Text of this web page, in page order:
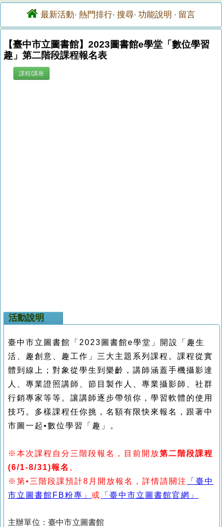
最新活動· 熱門排行· 搜尋· 功能說明 · 留言
【臺中市立圖書館】2023圖書館e學堂「數位學習
趣」第二階段課程報名表
課程/講座
活動說明
臺中市立圖書館「2023圖書館e學堂」開設「趣生
活、趣創意、趣工作」三大主題系列課程。課程從實
體到線上；對象從學生到樂齡，講師涵蓋手機攝影達
人、專業證照講師、節目製作人、專業攝影師、社群
行銷專家等等。讓講師逐步帶領你，學習軟體的使用
技巧。多樣課程任你挑，名額有限快來報名，跟著中
市圖一起•數位學習「趣」。
※本次課程自分三階段報名，目前開放第二階段課程
(6/1-8/31)報名 。
※第•三階段課預計8月開放報名，詳情請關注
「臺中
市立圖書館FB粉專」 或 「臺中市立圖書館官網」
主辦單位：臺中市立圖書館